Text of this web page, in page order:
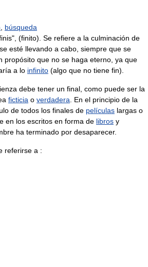
búsqueda
(finito). Se refiere a la culminación de
esté llevando a cabo, siempre que se
propósito que no se haga eterno, ya que
a lo infinito (algo que no tiene fin).
debe tener un final, como puede ser la
ficticia o verdadera . En el principio de la
de todos los finales de películas largas o
en los escritos en forma de libros y
ha terminado por desaparecer.
referirse a :